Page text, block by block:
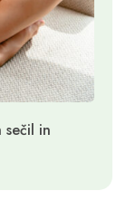
sečil in